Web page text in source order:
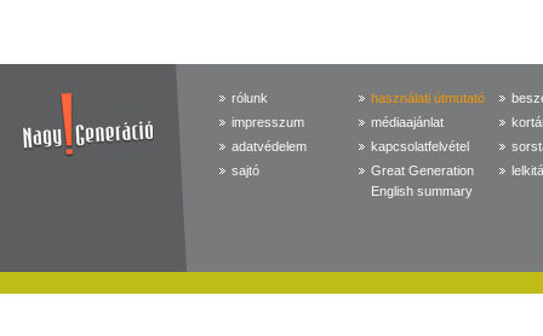
rólunk
impresszum
adatvédelem
sajtó
használati útmutató
médiaajánlat
kapcsolatfelvétel
Great Generation
English summary